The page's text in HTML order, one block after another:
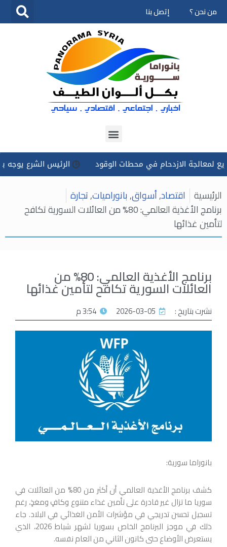
تخطى
من نحن ؟ إتصل بنا
الازدحام في محطات الوقود الرئيس الشرع يوجه
الرئيسية اقتصاد,أسواق,بانوراميات,تجارة
برنامج الأغذية العالمي: 80% من العائلات السورية تكافح
لتأمين غذائها
برنامج الأغذية العالمي: 80% من
العائلات السورية تكافح لتأمين غذائها
نشرت بتاريخ : 2026-03-05 3:54 م
بانوراما سورية:
كشف برنامج الأغذية العالمي أن أكثر من 80% من العائلات في
سوريا ما تزال غير قادرة على تأمين غذاء متنوع وكافٍ ومغذٍ، رغم
تسجيل تحسن تدريجي في مؤشرات الأمن الغذائي في البلاد. جاء
ذلك في موجز البرنامج الخاص بسوريا لشهر شباط 2026، الذي
يستعرض الأوضاع حتى كانون الثاني من العام نفسه.